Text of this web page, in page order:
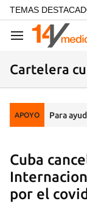
common.go-to-
TEMAS
Navegación
Cartelera
APOYO Para
Cuba
por el